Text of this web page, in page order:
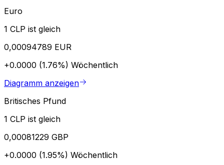
Euro
1 CLP ist gleich
0,00094789 EUR
+0.0000 (1.76%) Wöchentlich
Diagramm anzeigen
Britisches Pfund
1 CLP ist gleich
0,00081229 GBP
+0.0000 (1.95%) Wöchentlich